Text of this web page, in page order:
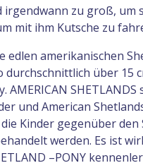
zu groß, um
mit ihm Kutsche zu
edlen amerikanischen
durchschnittlich über
AMERICAN
und American
Kinder gegenüber
werden. Es ist
–PONY